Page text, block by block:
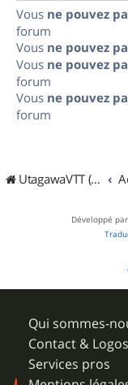
Vous ne pouvez
forum
Vous ne pouvez
Vous ne pouvez
forum
Vous ne pouvez
forum
UtagawaVTT (Randos VTT et VTTAE avec traces GPS)
Développé par
Qui sommes-
Contact & Logos
Services pros